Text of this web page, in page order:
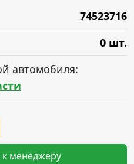
74523716
0 шт.
автомобиля:
менеджеру